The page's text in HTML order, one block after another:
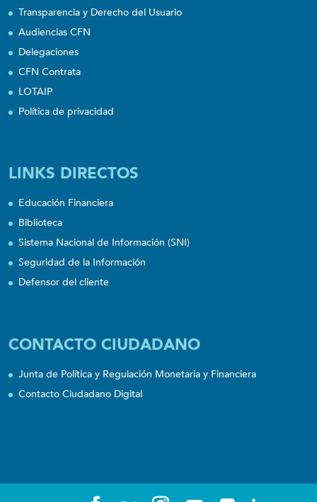
Transparencia y Derecho del Usuario
Audiencias CFN
Delegaciones
CFN Contrata
LOTAIP
Política de privacidad
LINKS DIRECTOS
Educación Financiera
Biblioteca
Sistema Nacional de Información (SNI)
Seguridad de la Información
Defensor del cliente
CONTACTO CIUDADANO
Junta de Política y Regulación Monetaria y Financiera
Contacto Ciudadano Digital